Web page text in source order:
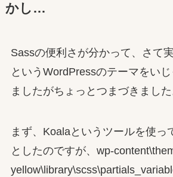
かし…
Sassの便利さが分かって、さ
というWordPressのテーマをい
ましたがちょっとつまづきました
まず、Koalaというツールを使っ
としたのですが、wp-